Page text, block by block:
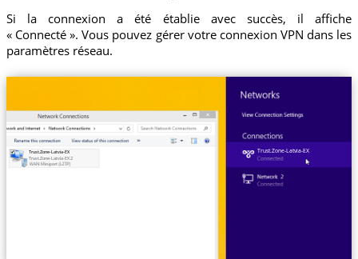
Si la connexion a été établie avec succès, il affiche
« Connecté ». Vous pouvez gérer votre connexion VPN dans les
paramètres réseau.
Trust.Zone-Latvia-EX
Trust.Zone-Latvia-EX 2
Trust.Zone-Latvia-EX